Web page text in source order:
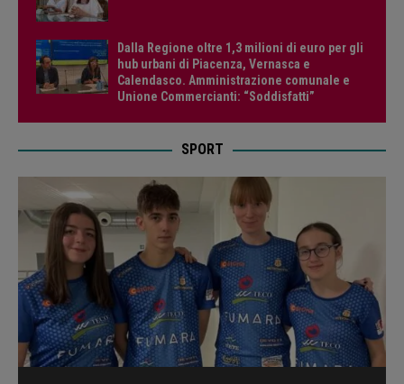
Dalla Regione oltre 1,3 milioni di euro per gli
hub urbani di Piacenza, Vernasca e
Calendasco. Amministrazione comunale e
Unione Commercianti: “Soddisfatti”
SPORT